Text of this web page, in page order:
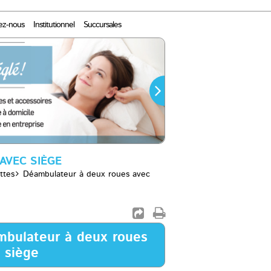
nous Institutionnel Succursales
SIÈGE
Déambulateur à deux roues avec
à deux roues
siège